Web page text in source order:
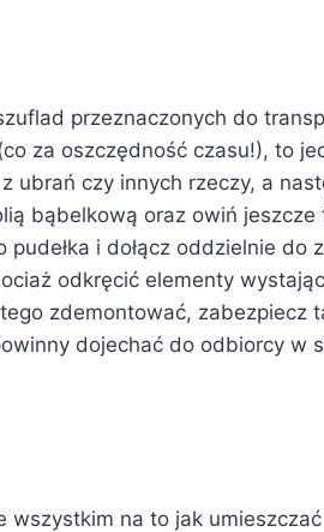
przeznaczonych do
za oszczędność czasu!), to
ubrań czy innych rzeczy, a
bąbelkową oraz owiń jeszcze
i dołącz oddzielnie do
odkręcić elementy
zdemontować, zabezpiecz
dojechać do odbiorcy w
wszystkim na to jak